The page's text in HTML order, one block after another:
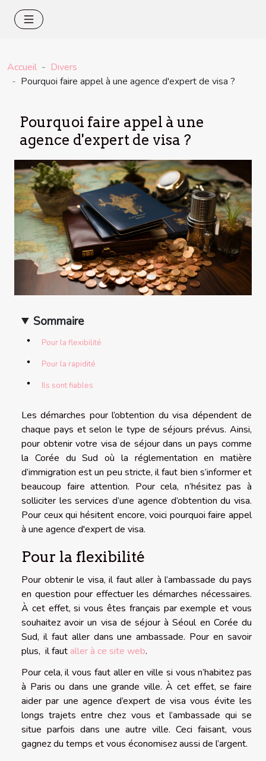
Accueil
Divers
Pourquoi faire appel à une agence d'expert de visa ?
Pourquoi faire appel à une
agence d'expert de visa ?
Sommaire
Pour la flexibilité
Pour la rapidité
Ils sont fiables
Les démarches pour l’obtention du visa dépendent de
chaque pays et selon le type de séjours prévus. Ainsi,
pour obtenir votre visa de séjour dans un pays comme
la Corée du Sud où la réglementation en matière
d’immigration est un peu stricte, il faut bien s’informer et
beaucoup faire attention. Pour cela, n’hésitez pas à
solliciter les services d’une agence d’obtention du visa.
Pour ceux qui hésitent encore, voici pourquoi faire appel
à une agence d'expert de visa.
Pour la flexibilité
Pour obtenir le visa, il faut aller à l’ambassade du pays
en question pour effectuer les démarches nécessaires.
À cet effet, si vous êtes français par exemple et vous
souhaitez avoir un visa de séjour à Séoul en Corée du
Sud, il faut aller dans une ambassade. Pour en savoir
plus, il faut aller à ce site web.
Pour cela, il vous faut aller en ville si vous n’habitez pas
à Paris ou dans une grande ville. À cet effet, se faire
aider par une agence d’expert de visa vous évite les
longs trajets entre chez vous et l’ambassade qui se
situe parfois dans une autre ville. Ceci faisant, vous
gagnez du temps et vous économisez aussi de l’argent.